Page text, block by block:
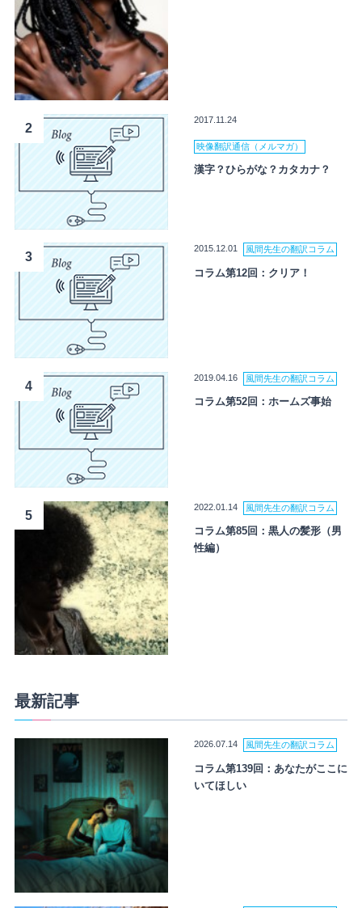
2
2017.11.24
映像翻訳通信（メルマガ）
漢字？ひらがな？カタカナ？
3
2015.12.01 風間先生の翻訳コラム
コラム第12回：クリア！
4
2019.04.16 風間先生の翻訳コラム
コラム第52回：ホームズ事始
5
2022.01.14 風間先生の翻訳コラム
コラム第85回：黒人の髪形（男
性編）
最新記事
2026.07.14 風間先生の翻訳コラム
コラム第139回：あなたがここに
いてほしい